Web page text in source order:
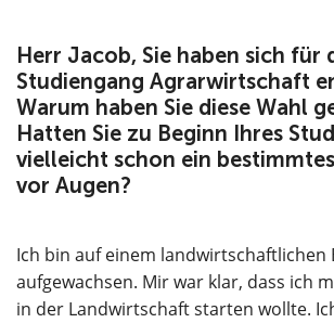
Herr Jacob, Sie haben sich für
Studiengang Agrarwirtschaft
Warum haben Sie diese Wahl
Hatten Sie zu Beginn Ihres
vielleicht schon ein
vor Augen?
Ich bin auf einem landwirtschaftlichen
aufgewachsen. Mir war klar, dass ich
in der Landwirtschaft starten wollte.